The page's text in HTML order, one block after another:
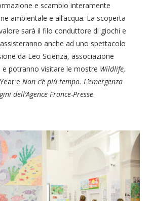
e scambio interamente
ambientale e all’acqua. La scoperta
sarà il filo conduttore di giochi e
anche ad uno spettacolo
da Leo Scienza, associazione
potranno visitare le mostre Wildlife,
Year e Non c’è più tempo. L’emergenza
dell’Agence France-Presse.